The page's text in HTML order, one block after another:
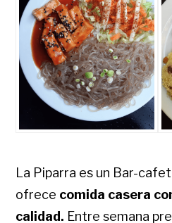
La Piparra es un Bar-
ofrece comida casera
calidad. Entre semana